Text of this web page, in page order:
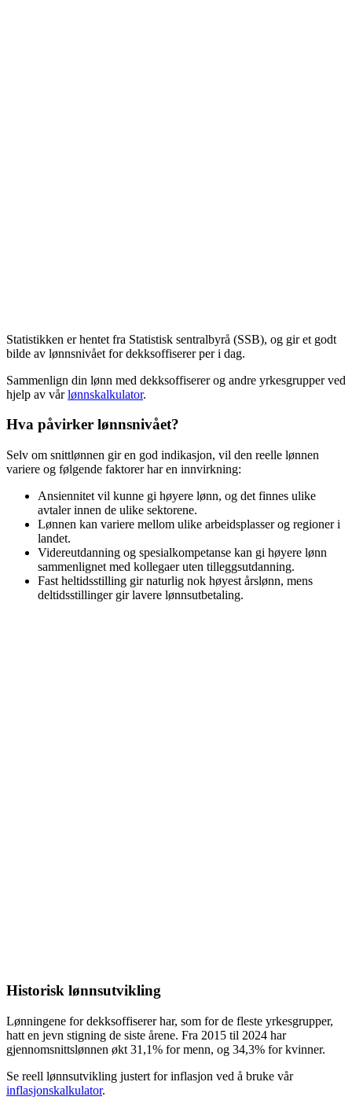
Statistikken er hentet fra Statistisk sentralbyrå (SSB), og gir et godt
bilde av lønnsnivået fordekksoffisererper i dag.
Sammenlign din lønn med dekksoffisererog andre yrkesgrupper ved
hjelp av vårlønnskalkulator.
Hva påvirker lønnsnivået?
Selv om snittlønnen gir en god indikasjon, vil den reelle lønnen
variere og følgende faktorer har en innvirkning:
Ansiennitet vil kunne gi høyere lønn, og det finnes ulike
avtaler innen de ulike sektorene.
Lønnen kan variere mellom ulike arbeidsplasser og regioner i
landet.
Videreutdanning og spesialkompetanse kan gi høyere lønn
sammenlignet med kollegaer uten tilleggsutdanning.
Fast heltidsstilling gir naturlig nok høyest årslønn, mens
deltidsstillinger gir lavere lønnsutbetaling.
Historisk lønnsutvikling
Lønningene fordekksoffisererhar, som for de fleste yrkesgrupper,
hatt en jevn stigning de siste årene. Fra 2015 til 2024 har
gjennomsnittslønnen økt 31,1% for menn, og 34,3% for kvinner.
Se reell lønnsutvikling justert for inflasjon ved å bruke vår
inflasjonskalkulator.